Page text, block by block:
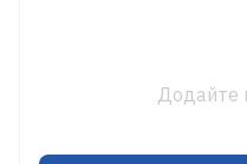
Додайте